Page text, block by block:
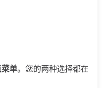
单。您的两种选择都在